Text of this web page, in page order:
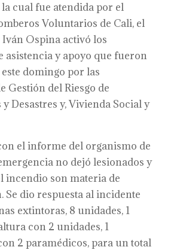
la cual fue atendida por el
Voluntarios de Cali, el
Iván Ospina activó los
asistencia y apoyo que fueron
este domingo por las
Gestión del Riesgo de
Desastres y, Vivienda Social y
el informe del organismo de
no dejó lesionados y
incendio son materia de
Se dio respuesta al incidente
extintoras, 8 unidades, 1
con 2 unidades, 1
2 paramédicos, para un total